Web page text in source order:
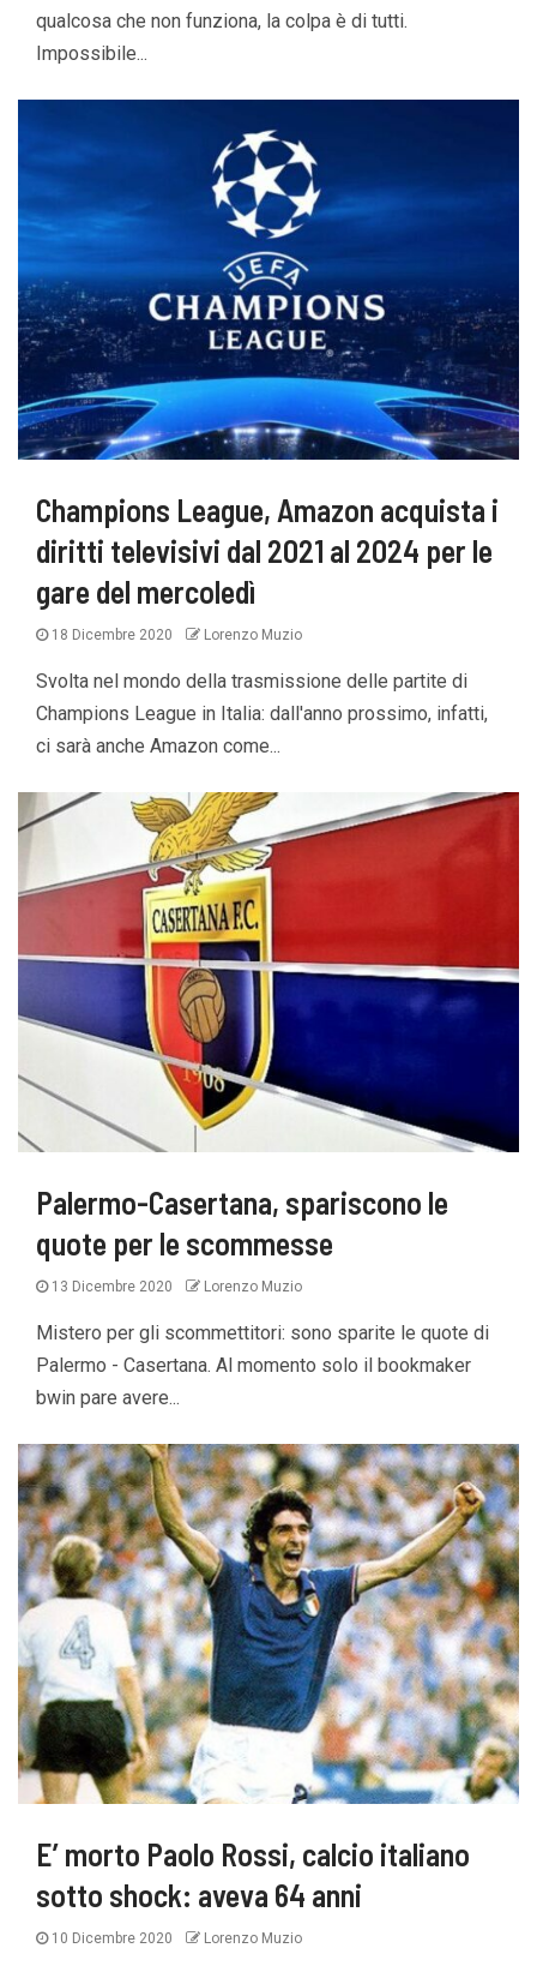
qualcosa che non funziona, la colpa è di tutti.
Impossibile...
Champions League, Amazon acquista i
diritti televisivi dal 2021 al 2024 per le
gare del mercoledì
18 Dicembre 2020 Lorenzo Muzio
Svolta nel mondo della trasmissione delle partite di
Champions League in Italia: dall'anno prossimo, infatti,
ci sarà anche Amazon come...
Palermo-Casertana, spariscono le
quote per le scommesse
13 Dicembre 2020 Lorenzo Muzio
Mistero per gli scommettitori: sono sparite le quote di
Palermo - Casertana. Al momento solo il bookmaker
bwin pare avere...
E’ morto Paolo Rossi, calcio italiano
sotto shock: aveva 64 anni
10 Dicembre 2020 Lorenzo Muzio